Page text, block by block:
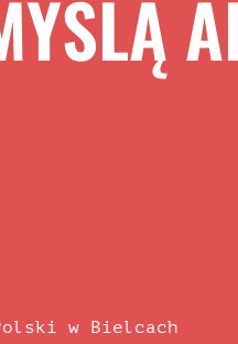
w Bielcach